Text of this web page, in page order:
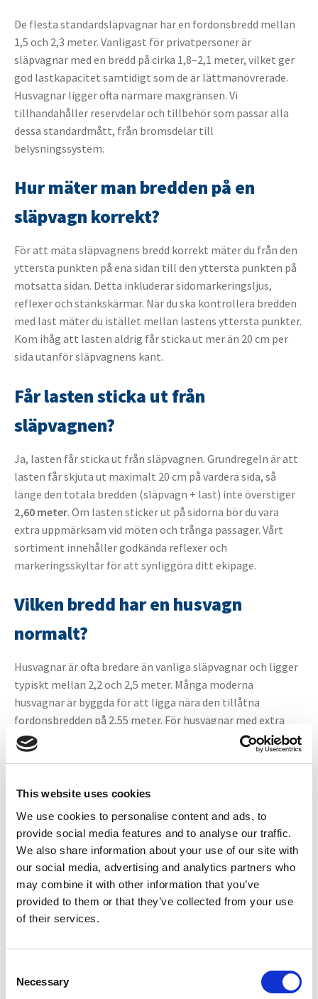
This website uses cookies
We use cookies to personalise content and ads, to
provide social media features and to analyse our traffic.
We also share information about your use of our site with
our social media, advertising and analytics partners who
may combine it with other information that you’ve
provided to them or that they’ve collected from your use
of their services.
Necessary
De flesta standardsläpvagnar har en fordonsbredd mellan
1,5 och 2,3 meter. Vanligast för privatpersoner är
släpvagnar med en bredd på cirka 1,8–2,1 meter, vilket ger
god lastkapacitet samtidigt som de är lättmanövrerade.
Husvagnar ligger ofta närmare maxgränsen. Vi
tillhandahåller reservdelar och tillbehör som passar alla
dessa standardmått, från bromsdelar till
belysningssystem.
Hur mäter man bredden på en
släpvagn korrekt?
För att mäta släpvagnens bredd korrekt mäter du från den
yttersta punkten på ena sidan till den yttersta punkten på
motsatta sidan. Detta inkluderar sidomarkeringsljus,
reflexer och stänkskärmar. När du ska kontrollera bredden
med last mäter du istället mellan lastens yttersta punkter.
Kom ihåg att lasten aldrig får sticka ut mer än 20 cm per
sida utanför släpvagnens kant.
Får lasten sticka ut från
släpvagnen?
Ja, lasten får sticka ut från släpvagnen. Grundregeln är att
lasten får skjuta ut maximalt 20 cm på vardera sida, så
länge den totala bredden (släpvagn + last) inte överstiger
2,60 meter. Om lasten sticker ut på sidorna bör du vara
extra uppmärksam vid möten och trånga passager. Vårt
sortiment innehåller godkända reflexer och
markeringsskyltar för att synliggöra ditt ekipage.
Vilken bredd har en husvagn
normalt?
Husvagnar är ofta bredare än vanliga släpvagnar och ligger
typiskt mellan 2,2 och 2,5 meter. Många moderna
husvagnar är byggda för att ligga nära den tillåtna
fordonsbredden på 2,55 meter. För husvagnar med extra
isolering kan själva karossen vara upp till 2,60 meter bred.
Vi erbjuder specialanpassade komponenter för husvagnar,
Behöver man speciella backspeglar
för breda släpvagnar?
Ja, om släpvagnen eller lasten är så bred att den skymmer
sikten bakåt i bilens vanliga speglar, måste du använda
förlängda backspeglar. Detta är ett lagkrav för att du ska
sortiment finns spegelförlängare som enkelt anpassas